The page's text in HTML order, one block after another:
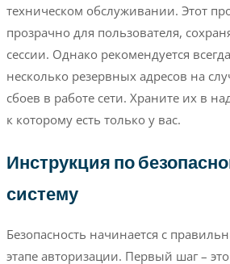
техническом обслуживании. Этот
прозрачно для пользователя,
сессии. Однако рекомендуется
несколько резервных адресов на
сбоев в работе сети. Храните их в
к которому есть только у вас.
Инструкция по
систему
Безопасность начинается с
этапе авторизации. Первый шаг – это